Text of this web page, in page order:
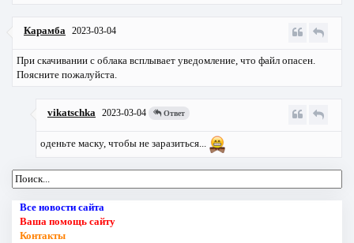
Карамба 2023-03-04
При скачивании с облака всплывает уведомление, что файл опасен.
Поясните пожалуйста.
vikatschka 2023-03-04 Ответ
оденьте маску, чтобы не заразиться...
Все новости сайта
Ваша помощь сайту
Контакты